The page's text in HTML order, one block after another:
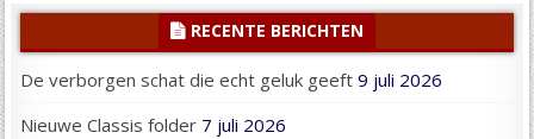
RECENTE BERICHTEN
De verborgen schat die echt geluk geeft 9 juli 2026
Nieuwe Classis folder 7 juli 2026